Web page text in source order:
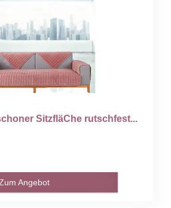
SitzfläChe rutschfest...
Angebot